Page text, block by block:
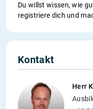
Du willst wissen, wie
registriere dich und
Kontakt
Herr